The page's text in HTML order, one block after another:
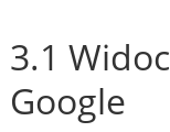
3.1
Google